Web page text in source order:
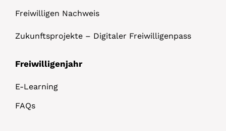
Freiwilligen Nachweis
Zukunftsprojekte – Digitaler Freiwilligenpass
Freiwilligenjahr
E-Learning
FAQs